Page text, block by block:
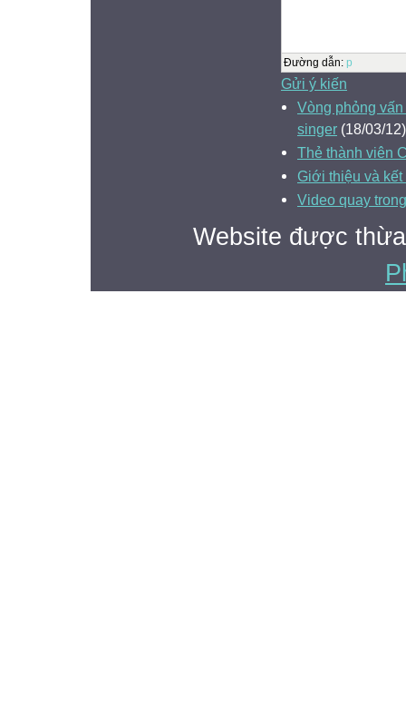
Đường dẫn: p
Gửi ý kiến
Vòng phỏng
singer (18/03/12)
Thẻ thành viên
Giới thiệu và
Video quay
Website được